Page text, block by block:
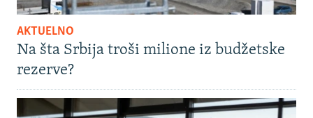
AKTUELNO
Na šta Srbija troši milione iz budžetske
rezerve?